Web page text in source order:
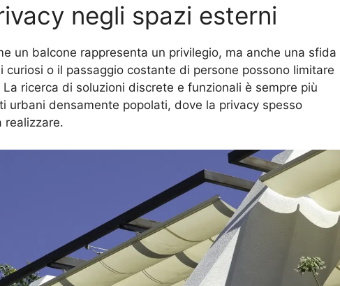
negli spazi esterni
un balcone rappresenta un privilegio, ma anche una sfida
curiosi o il passaggio costante di persone possono limitare
ricerca di soluzioni discrete e funzionali è sempre più
urbani densamente popolati, dove la privacy spesso
realizzare.